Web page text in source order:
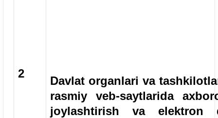
2
Davlat organlari va
rasmiy veb-saytlarida
joylashtirish va elektron